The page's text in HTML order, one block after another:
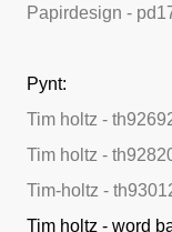
Papirdesign -
Pynt:
Tim holtz -
Tim holtz -
Tim-holtz -
Tim holtz - word